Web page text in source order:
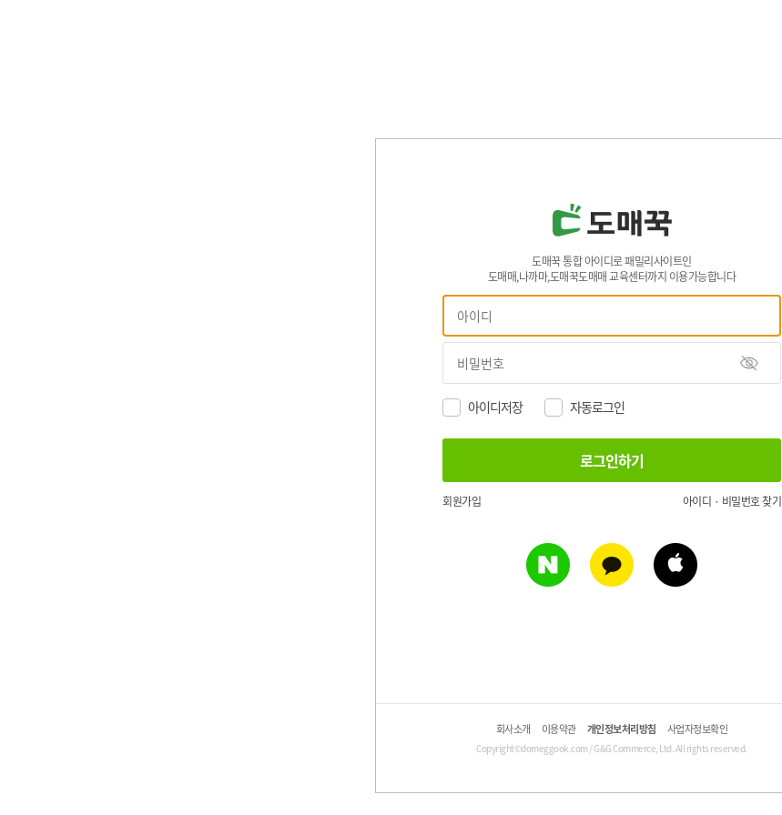
도매꾹 통합 아이디로 패밀리사이트인
도매매,나까마,도매꾹도매매 교육센터까지 이용가능합니다
아이디저장 자동로그인
회원가입 아이디 · 비밀번호 찾기
회사소개 이용약관 개인정보처리방침 사업자정보확인
Copyright©domeggook.com / G&G Commerce, Ltd. All rights reserved.